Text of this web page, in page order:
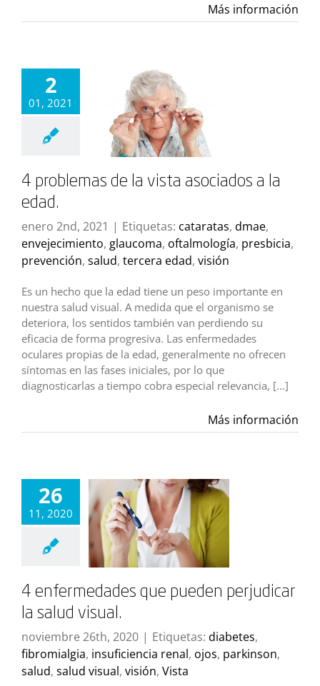
Más información
2
01, 2021
4 problemas de la vista asociados a la
edad.
enero 2nd, 2021 | Etiquetas: cataratas, dmae,
envejecimiento, glaucoma, oftalmología, presbicia,
prevención, salud, tercera edad, visión
Es un hecho que la edad tiene un peso importante en
nuestra salud visual. A medida que el organismo se
deteriora, los sentidos también van perdiendo su
eficacia de forma progresiva. Las enfermedades
oculares propias de la edad, generalmente no ofrecen
síntomas en las fases iniciales, por lo que
diagnosticarlas a tiempo cobra especial relevancia, [...]
Más información
26
11, 2020
4 enfermedades que pueden perjudicar
la salud visual.
noviembre 26th, 2020 | Etiquetas: diabetes,
fibromialgia, insuficiencia renal, ojos, parkinson,
salud, salud visual, visión, Vista